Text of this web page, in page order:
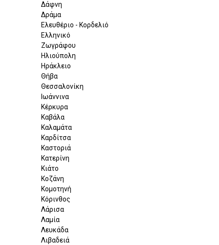
Δάφνη
Δράμα
Ελευθέριο - Κορδελιό
Ελληνικό
Ζωγράφου
Ηλιούπολη
Ηράκλειο
Θήβα
Θεσσαλονίκη
Ιωάννινα
Κέρκυρα
Καβάλα
Καλαμάτα
Καρδίτσα
Καστοριά
Κατερίνη
Κιάτο
Κοζάνη
Κομοτηνή
Κόρινθος
Λάρισα
Λαμία
Λευκάδα
Λιβαδειά